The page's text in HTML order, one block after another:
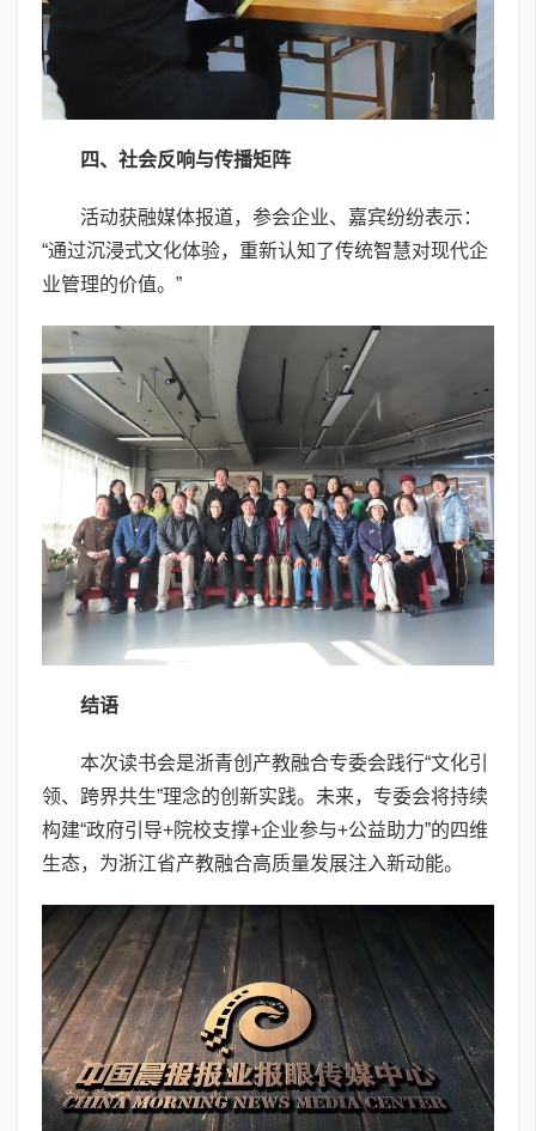
四、社会反响与传播矩阵
活动获融媒体报道，参会企业、嘉宾纷纷表示：
“通过沉浸式文化体验，重新认知了传统智慧对现代企
业管理的价值。”
结语
本次读书会是浙青创产教融合专委会践行“文化引
领、跨界共生”理念的创新实践。未来，专委会将持续
构建“政府引导+院校支撑+企业参与+公益助力”的四维
生态，为浙江省产教融合高质量发展注入新动能。